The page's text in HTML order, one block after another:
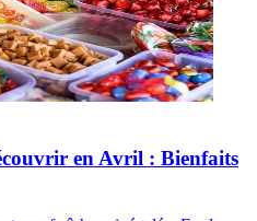
en Avril : Bienfaits